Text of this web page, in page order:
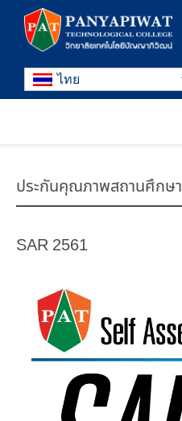
ไทย
ประกันคุณภาพสถานศึกษา
SAR 2561